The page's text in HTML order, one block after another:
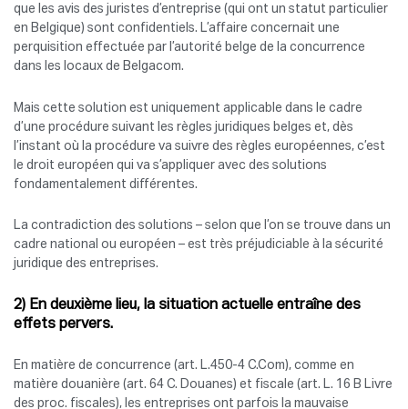
que les avis des juristes d’entreprise (qui ont un statut particulier
en Belgique) sont confidentiels. L’affaire concernait une
perquisition effectuée par l’autorité belge de la concurrence
dans les locaux de Belgacom.
Mais cette solution est uniquement applicable dans le cadre
d’une procédure suivant les règles juridiques belges et, dès
l’instant où la procédure va suivre des règles européennes, c’est
le droit européen qui va s’appliquer avec des solutions
fondamentalement différentes.
La contradiction des solutions – selon que l’on se trouve dans un
cadre national ou européen – est très préjudiciable à la sécurité
juridique des entreprises.
2) En deuxième lieu, la situation actuelle entraîne des
effets pervers.
En matière de concurrence (art. L.450-4 C.Com), comme en
matière douanière (art. 64 C. Douanes) et fiscale (art. L. 16 B Livre
des proc. fiscales), les entreprises ont parfois la mauvaise